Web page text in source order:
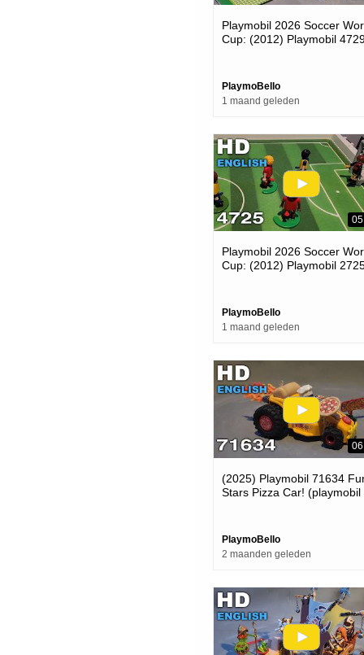
Playmobil 2026 Soccer
Cup: (2012) Playmobil
PlaymoBello
1 maand geleden
Playmobil 2026 Soccer
Cup: (2012) Playmobil
PlaymoBello
1 maand geleden
(2025) Playmobil 71634
Stars Pizza Car! (playmobil
PlaymoBello
2 maanden geleden